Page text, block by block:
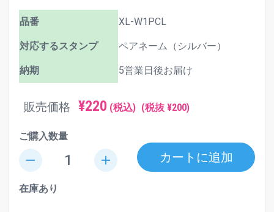
品番 XL-W1PCL
対応するスタンプ ペアネーム（シルバー）
納期 5営業日後お届け
販売価格 ¥220 (税込) (税抜 ¥200)
ご購入数量
remove add カートに追加
在庫あり